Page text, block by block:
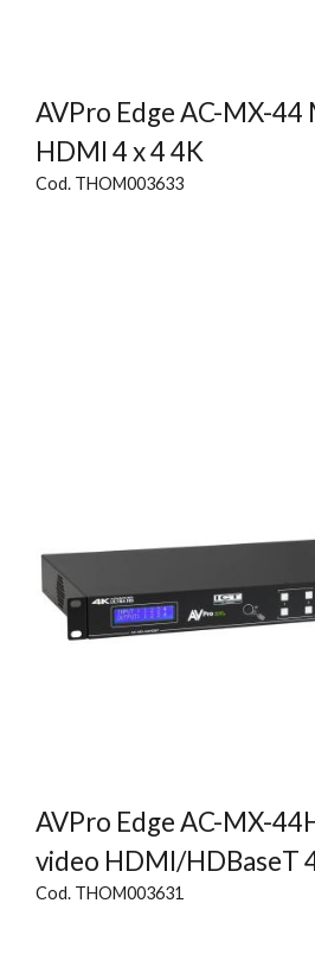
AVPro Edge AC-MX-
HDMI 4 x 4 4K
Cod. THOM003633
AVPro Edge AC-MX-
video HDMI/HDBaseT
Cod. THOM003631